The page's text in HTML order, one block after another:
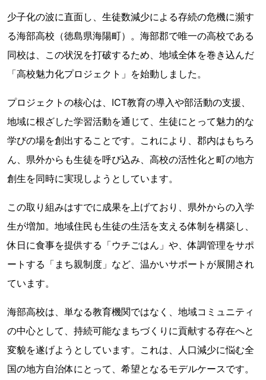
少子化の波に直面し、生徒数減少による存続の危機に瀕す
る海部高校（徳島県海陽町）。海部郡で唯一の高校である
同校は、この状況を打破するため、地域全体を巻き込んだ
「高校魅力化プロジェクト」を始動しました。
プロジェクトの核心は、ICT教育の導入や部活動の支援、
地域に根ざした学習活動を通じて、生徒にとって魅力的な
学びの場を創出することです。これにより、郡内はもちろ
ん、県外からも生徒を呼び込み、高校の活性化と町の地方
創生を同時に実現しようとしています。
この取り組みはすでに成果を上げており、県外からの入学
生が増加。地域住民も生徒の生活を支える体制を構築し、
休日に食事を提供する「ウチごはん」や、体調管理をサポ
ートする「まち親制度」など、温かいサポートが展開され
ています。
海部高校は、単なる教育機関ではなく、地域コミュニティ
の中心として、持続可能なまちづくりに貢献する存在へと
変貌を遂げようとしています。これは、人口減少に悩む全
国の地方自治体にとって、希望となるモデルケースです。